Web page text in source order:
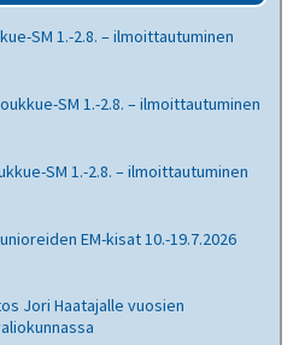
SM 1.-2.8. – ilmoittautuminen
SM 1.-2.8. – ilmoittautuminen
SM 1.-2.8. – ilmoittautuminen
EM-kisat 10.-19.7.2026
Jori Haatajalle vuosien